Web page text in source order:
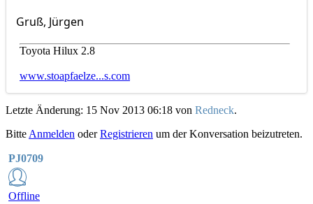
Gruß, Jürgen
Toyota Hilux 2.8
www.stoapfaelze...s.com
Letzte Änderung: 15 Nov 2013 06:18 von Redneck.
Bitte Anmelden oderRegistrieren um der Konversation beizutreten.
PJ0709
Offline